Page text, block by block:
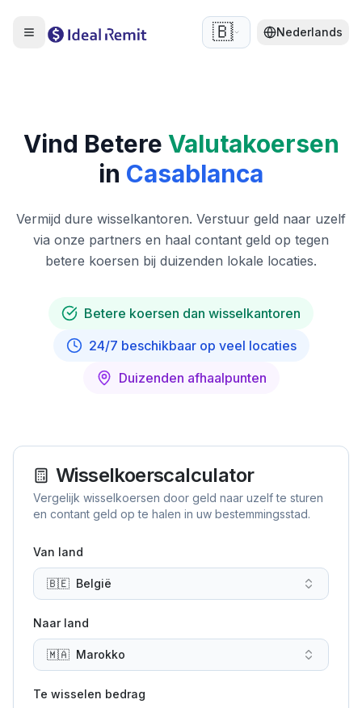
🇧🇪 Nederlands
Vind Betere Valutakoersen
in Casablanca
Vermijd dure wisselkantoren. Verstuur geld naar uzelf
via onze partners en haal contant geld op tegen
betere koersen bij duizenden lokale locaties.
Betere koersen dan wisselkantoren
24/7 beschikbaar op veel locaties
Duizenden afhaalpunten
Wisselkoerscalculator
Vergelijk wisselkoersen door geld naar uzelf te sturen
en contant geld op te halen in uw bestemmingsstad.
Van land
🇧🇪 België
Naar land
🇲🇦 Marokko
Te wisselen bedrag